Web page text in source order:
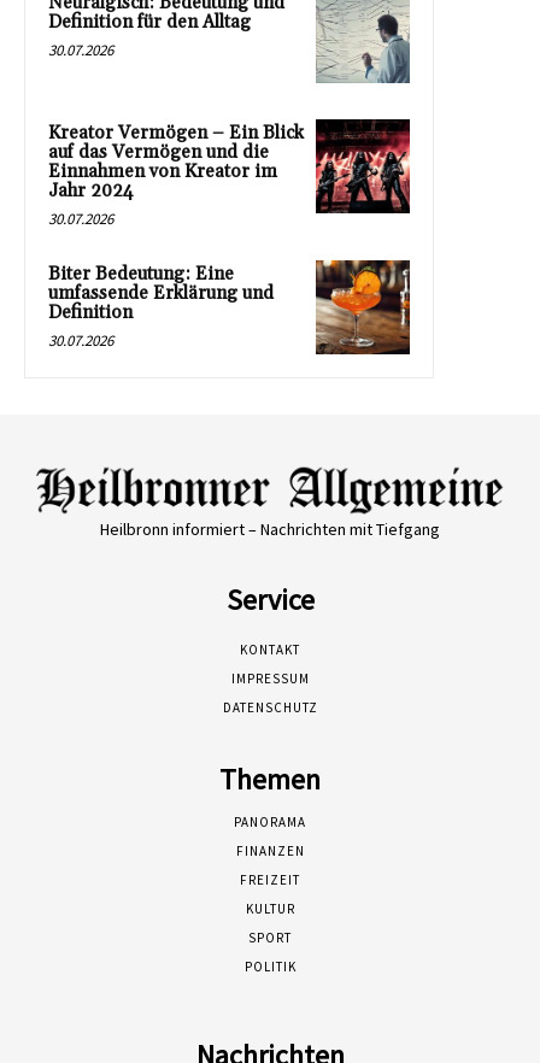
Definition für den Alltag
30.07.2026
Kreator Vermögen – Ein Blick
auf das Vermögen und die
Einnahmen von Kreator im
Jahr 2024
30.07.2026
Biter Bedeutung: Eine
umfassende Erklärung und
Definition
30.07.2026
Heilbronn informiert – Nachrichten mit Tiefgang
Service
KONTAKT
IMPRESSUM
DATENSCHUTZ
Themen
PANORAMA
FINANZEN
FREIZEIT
KULTUR
SPORT
POLITIK
Nachrichten